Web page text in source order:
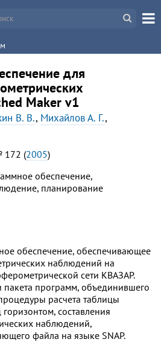
для
Maker v1
В. В., Михайлов А. Г.,
172 (2005)
обеспечение,
планирование
обеспечение, обеспечивающее
наблюдений на
сети КВАЗАР.
программ, объединившего
расчета таблицы
составления
наблюдений,
файла на языке SNAP.